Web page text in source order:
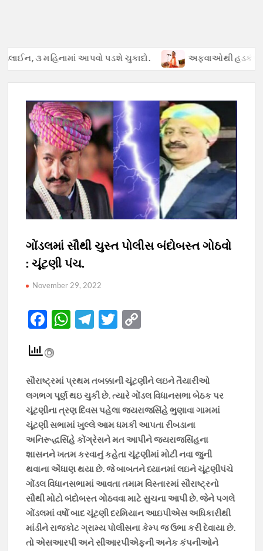
આપવો પડશે ચુકાદો. અફવાઓથી હડકંપ : પેટ્રોલ ખૂટ્યાની
ગોંડલમાં સૌથી ચુસ્ત પોલીસ બંદોબસ્ત ગોઠવો
: ચૂંટણી પંચ.
November 29, 2022
F
e
b
o
o
k
W
s
A
p
p
T
gr
a
m
T
er y
Li
n
k
સૌરાષ્ટ્રમાં પ્રથમ તબક્કાની ચૂંટણીને લઇને તૈયારીઓ
લગભગ પૂર્ણ થઇ ચુકી છે. ત્યારે ગોંડલ વિધાનસભા બેઠક પર
ચૂંટણીના ત્રણ દિવસ પહેલા જયરાજસિંહે ભુણાવા ગામમાં
ચૂંટણી સભામાં ખુલ્લે આમ ધમકી આપતા રીબડાના
અનિરૂદ્ધસિંહે કોંગ્રેસને મત આપીને જયરાજસિંહના
શાસનને ખતમ કરવાનું કહેતા ચૂંટણીમાં મોટી નવા જુની
થવાના એંધાણ થયા છે. જે બાબતને ધ્યાનમાં લઇને ચૂંટણીપંચે
ગોંડલ વિધાનસભામાં આવતા તમામ વિસ્તારમાં સૌરાષ્ટ્રનો
સૌથી મોટો બંદોબસ્ત ગોઠવવા માટે સુચના આપી છે. જેને પગલે
ગોંડલમાં વર્ષો બાદ ચૂંટણી દરમિયાન આઇપીએસ અધિકારીથી
માંડીને રાજકોટ ગ્રામ્ય પોલીસના કેમ્પ જ ઉભા કરી દેવાયા છે.
તો એસઆરપી અને સીઆરપીએફની અનેક કંપનીઓને